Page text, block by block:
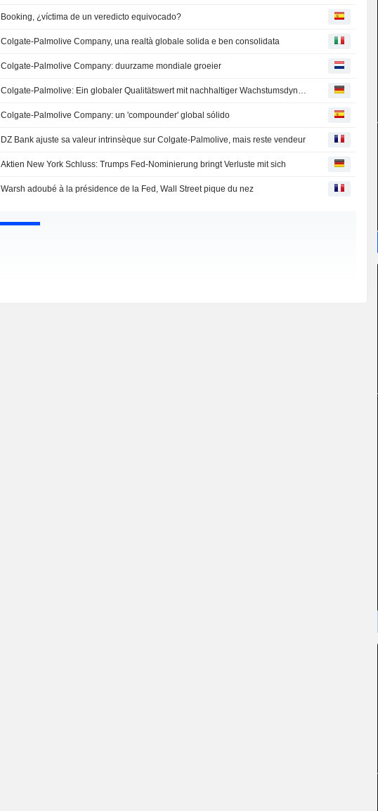
Booking, ¿víctima de un veredicto equivocado?
Colgate-Palmolive Company, una realtà globale solida e ben consolidata
Colgate-Palmolive Company: duurzame mondiale groeier
Colgate-Palmolive: Ein globaler Qualitätswert mit nachhaltiger Wachstumsdynamik
Colgate-Palmolive Company: un 'compounder' global sólido
DZ Bank ajuste sa valeur intrinsèque sur Colgate-Palmolive, mais reste vendeur
Aktien New York Schluss: Trumps Fed-Nominierung bringt Verluste mit sich
Warsh adoubé à la présidence de la Fed, Wall Street pique du nez